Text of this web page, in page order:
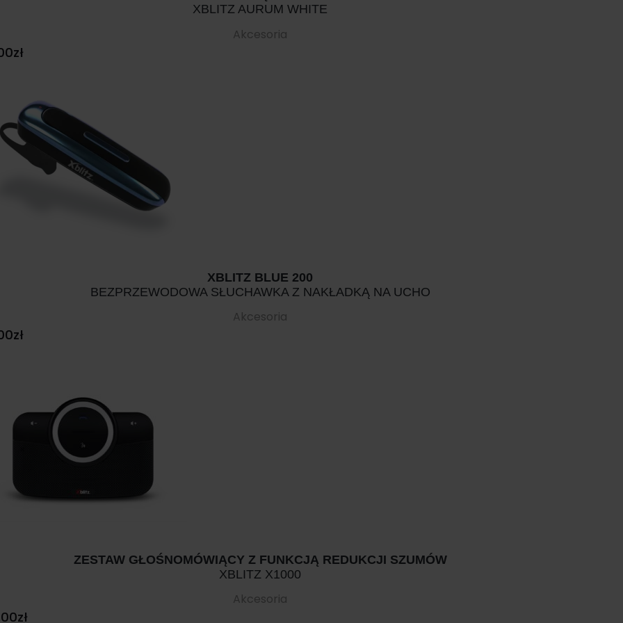
XBLITZ AURUM WHITE
Akcesoria
zł
XBLITZ BLUE 200
BEZPRZEWODOWA SŁUCHAWKA Z NAKŁADKĄ NA UCHO
Akcesoria
zł
ZESTAW GŁOŚNOMÓWIĄCY Z FUNKCJĄ REDUKCJI SZUMÓW
XBLITZ X1000
Akcesoria
zł